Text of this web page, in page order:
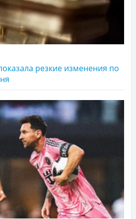
резкие изменения по